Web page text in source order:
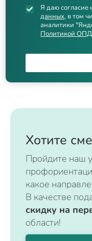
Я даю согласие
данных, в том
аналитики
Политикой ОПД
Хотите
Пройдите наш
какое
В качестве
скидку на
области!